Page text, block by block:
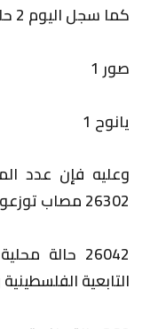
كما سجل اليوم 2 حالة وفاة
صور 1
يانوح 1
وعليه فإن عدد
26302 مصاب توزعوا وفق التالي :
التابعية الفلسطينية و235 من التابعية